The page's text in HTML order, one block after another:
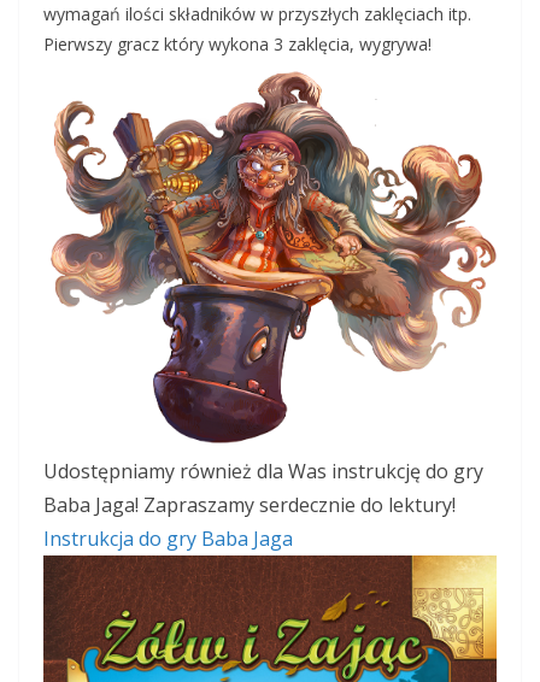
wymagań ilości składników w przyszłych zaklęciach itp.
Pierwszy gracz który wykona 3 zaklęcia, wygrywa!
Udostępniamy również dla Was instrukcję do gry
Baba Jaga! Zapraszamy serdecznie do lektury!
Instrukcja do gry Baba Jaga